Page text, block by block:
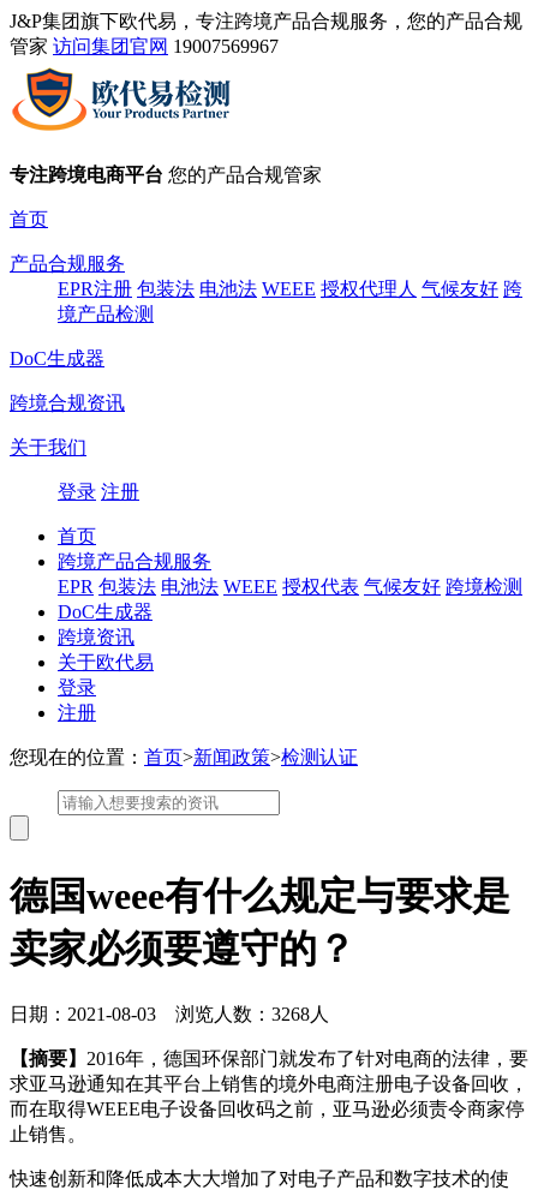
J&P集团旗下欧代易，专注跨境产品合规服务，您的产品合规
管家 访问集团官网 19007569967
专注跨境电商平台 您的产品合规管家
首页
产品合规服务
EPR注册 包装法 电池法 WEEE 授权代理人 气候友好 跨
境产品检测
DoC生成器
跨境合规资讯
关于我们
登录 注册
首页
跨境产品合规服务
EPR 包装法 电池法 WEEE 授权代表 气候友好 跨境检测
DoC生成器
跨境资讯
关于欧代易
登录
注册
您现在的位置： 首页>新闻政策>检测认证
德国weee有什么规定与要求是
卖家必须要遵守的？
日期：2021-08-03 浏览人数：3268人
【摘要】 2016年，德国环保部门就发布了针对电商的法律，要
求亚马逊通知在其平台上销售的境外电商注册电子设备回收，
而在取得WEEE电子设备回收码之前，亚马逊必须责令商家停
止销售。
快速创新和降低成本大大增加了对电子产品和数字技术的使